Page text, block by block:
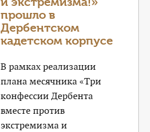
прошло в
Дербентском
кадетском корпусе
В рамках реализации
плана месячника «Три
конфессии Дербента
вместе против
экстремизма и